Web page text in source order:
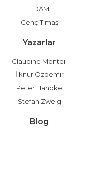
EDAM
Genç Timaş
Yazarlar
Claudine Monteil
İlknur Özdemir
Peter Handke
Stefan Zweig
Blog